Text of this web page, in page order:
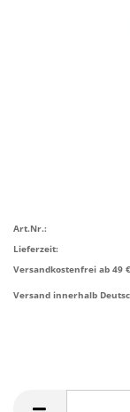
Art.Nr.:
Lieferzeit:
Versandkostenfrei ab 49
Versand innerhalb